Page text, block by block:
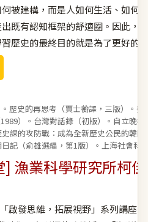
被建構，而是人如何生活、如何
既有認知框架的舒適圈。因此，
習歷史的最終目的就是為了更好的
歷史的再思考（賈士蘅譯，三版）。
）。台灣對話錄（初版）。自立晚報
課的攻防戰：成為全新歷史公民的韓
記（俞雄選編，第1版）。上海社會科
] 漁業科學研究所柯
啟發思維，拓展視野」系列講座，